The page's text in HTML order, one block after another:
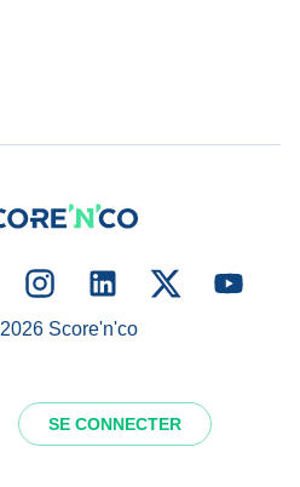
SE CONNECTER
2026Score'n'co